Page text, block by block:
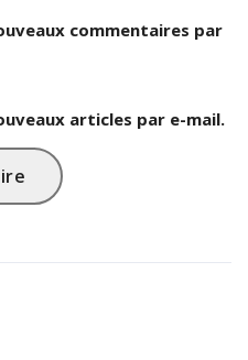
commentaires par
articles par e-mail.